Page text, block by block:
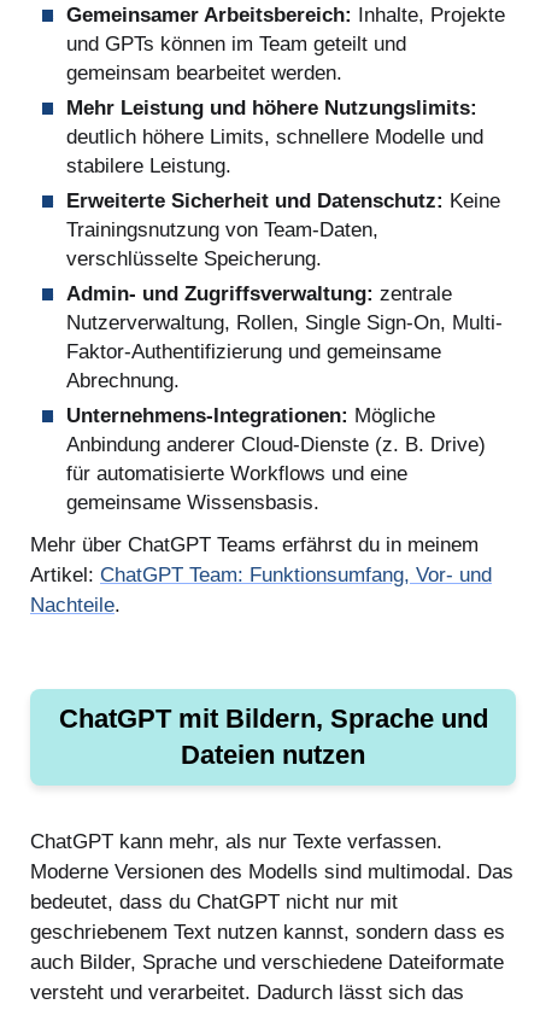
Gemeinsamer Arbeitsbereich: Inhalte, Projekte
und GPTs können im Team geteilt und
gemeinsam bearbeitet werden.
Mehr Leistung und höhere Nutzungslimits:
deutlich höhere Limits, schnellere Modelle und
stabilere Leistung.
Erweiterte Sicherheit und Datenschutz: Keine
Trainingsnutzung von Team-Daten,
verschlüsselte Speicherung.
Admin- und Zugriffsverwaltung: zentrale
Nutzerverwaltung, Rollen, Single Sign-On, Multi-
Faktor-Authentifizierung und gemeinsame
Abrechnung.
Unternehmens-Integrationen: Mögliche
Anbindung anderer Cloud-Dienste (z. B. Drive)
für automatisierte Workflows und eine
gemeinsame Wissensbasis.
Mehr über ChatGPT Teams erfährst du in meinem
Artikel: ChatGPT Team: Funktionsumfang, Vor- und
Nachteile.
ChatGPT mit Bildern, Sprache und
Dateien nutzen
ChatGPT kann mehr, als nur Texte verfassen.
Moderne Versionen des Modells sind multimodal. Das
bedeutet, dass du ChatGPT nicht nur mit
geschriebenem Text nutzen kannst, sondern dass es
auch Bilder, Sprache und verschiedene Dateiformate
versteht und verarbeitet. Dadurch lässt sich das